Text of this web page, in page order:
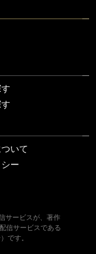
いて
ー
サービスが、著作
信サービスである
です。